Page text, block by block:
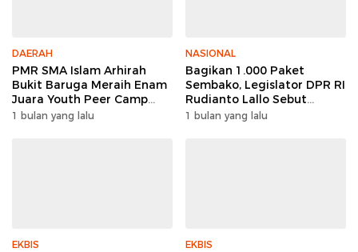
DAERAH
PMR SMA Islam Arhirah
Bukit Baruga Meraih Enam
Juara Youth Peer Camp
2026
1 bulan yang lalu
NASIONAL
Bagikan 1.000 Paket
Sembako, Legislator DPR RI
Rudianto Lallo Sebut
Kepercayaan Publik Ke
1 bulan yang lalu
EKBIS EKBIS